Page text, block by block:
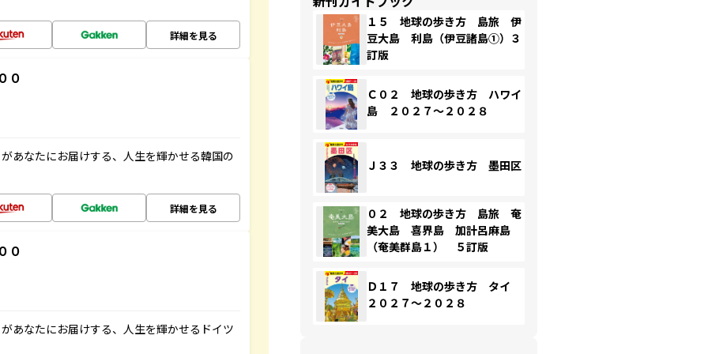
詳細を見る
０
あなたにお届けする、人生を輝かせる韓国の
詳細を見る
０
あなたにお届けする、人生を輝かせるドイツ
１５ 地球の歩き方 島旅 伊
豆大島 利島（伊豆諸島①）３
訂版
Ｃ０２ 地球の歩き方 ハワイ
島 ２０２７～２０２８
Ｊ３３ 地球の歩き方 墨田区
０２ 地球の歩き方 島旅 奄
美大島 喜界島 加計呂麻島
（奄美群島１） ５訂版
Ｄ１７ 地球の歩き方 タイ
２０２７～２０２８